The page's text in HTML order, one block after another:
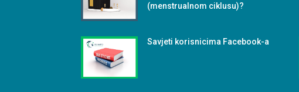
(menstrualnom ciklusu)?
Savjeti korisnicima Facebook-a